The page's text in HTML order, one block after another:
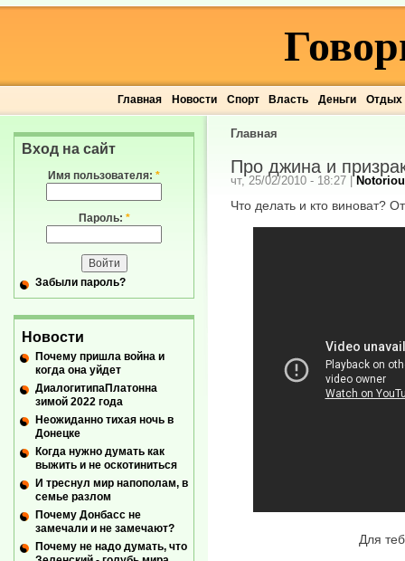
Главная Новости Спорт Власть Деньги Отдых
Главная
Про джина и
чт, 25/02/2010 - 18:27 |
Что делать и кто виноват?
Для
Вход на сайт
Имя пользователя: *
Пароль: *
Забыли пароль?
Новости
Почему пришла война и
когда она уйдет
ДиалогитипаПлатонна
зимой 2022 года
Неожиданно тихая ночь в
Донецке
Когда нужно думать как
выжить и не оскотиниться
И треснул мир напополам, в
семье разлом
Почему Донбасс не
замечали и не замечают?
Почему не надо думать, что